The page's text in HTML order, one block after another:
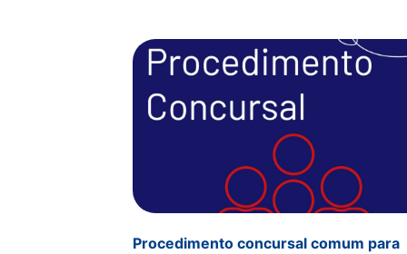
Procedimento concursal comum para